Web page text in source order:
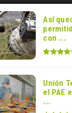
Así
con ...
Unión
el PAE
...